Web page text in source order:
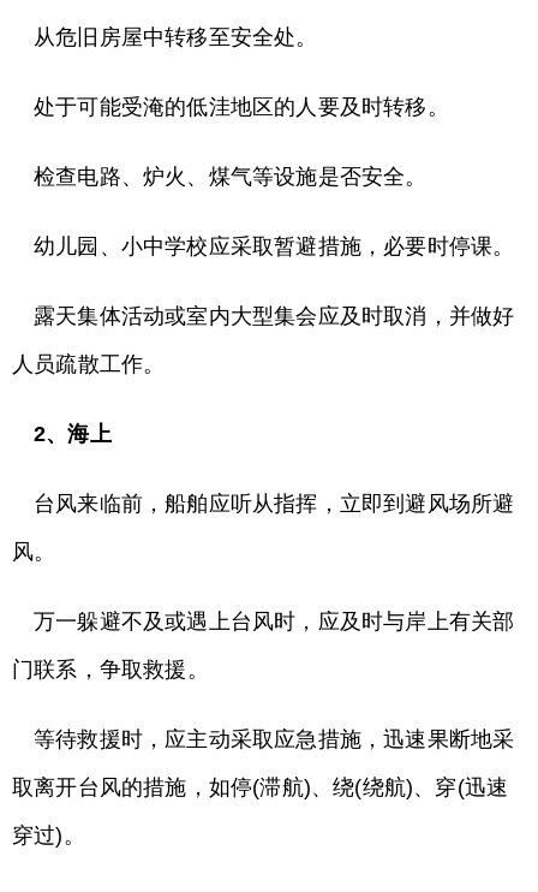
从危旧房屋中转移至安全处。
处于可能受淹的低洼地区的人要及时转移。
检查电路、炉火、煤气等设施是否安全。
幼儿园、小中学校应采取暂避措施，必要时停课。
露天集体活动或室内大型集会应及时取消，并做好
人员疏散工作。
2、海上
台风来临前，船舶应听从指挥，立即到避风场所避
风。
万一躲避不及或遇上台风时，应及时与岸上有关部
门联系，争取救援。
等待救援时，应主动采取应急措施，迅速果断地采
取离开台风的措施，如停(滞航)、绕(绕航)、穿(迅速
穿过)。